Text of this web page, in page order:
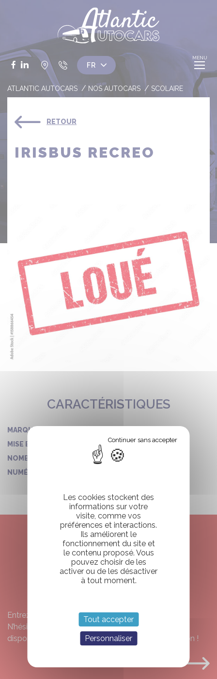
Facebook
LinkedIn
ATLANTIC AUTOCARS NOS AUTOCARS SCOLAIRE
RETOUR
IRISBUS RECREO
CARACTÉRISTIQUES
MARQUE :
MISE EN CIRCULATION : 11/08/2009
NOMBRE DE PLACES : 59
NUMÉRO DE VO :
ENVIE DE RESERVER
VOTRE CAMPING CAR
Entrez vos dates et voyez ce qui est disponible.
N’hésitez pas à nous contacter s’il n’y a pas de
disponibilité, nous essaierons de trouver une solution !
Panneau de gestion des cookies
Les cookies stockent des
informations sur votre
visite, comme vos
préférences et interactions.
Ils améliorent le
fonctionnement du site et
le contenu proposé. Vous
pouvez choisir de les
activer ou de les désactiver
à tout moment.
Tout accepter
Personnaliser